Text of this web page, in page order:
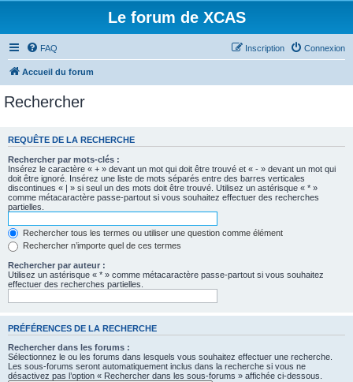
Le forum de XCAS
FAQ Connexion
Inscription
Accueil du forum
Rechercher
REQUÊTE DE LA RECHERCHE
Rechercher par mots-clés :
Insérez le caractère « + » devant un mot qui doit être trouvé et « - » devant un mot qui
doit être ignoré. Insérez une liste de mots séparés entre des barres verticales
discontinues « | » si seul un des mots doit être trouvé. Utilisez un astérisque « * »
comme métacaractère passe-partout si vous souhaitez effectuer des recherches
partielles.
Rechercher tous les termes ou utiliser une question comme élément
Rechercher n’importe quel de ces termes
Rechercher par auteur :
Utilisez un astérisque « * » comme métacaractère passe-partout si vous souhaitez
effectuer des recherches partielles.
PRÉFÉRENCES DE LA RECHERCHE
Rechercher dans les forums :
Sélectionnez le ou les forums dans lesquels vous souhaitez effectuer une recherche.
Les sous-forums seront automatiquement inclus dans la recherche si vous ne
désactivez pas l’option « Rechercher dans les sous-forums » affichée ci-dessous.